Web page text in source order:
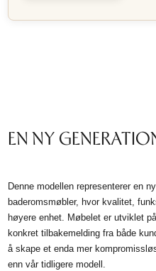
EN NY
Denne modellen representerer en
baderomsmøbler, hvor kvalitet,
høyere enhet. Møbelet er utviklet
konkret tilbakemelding fra både
å skape et enda mer
enn vår tidligere modell.